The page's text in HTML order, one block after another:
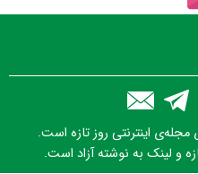
اینترنتی روز تازه است.
و لینک به نوشته آزاد است.